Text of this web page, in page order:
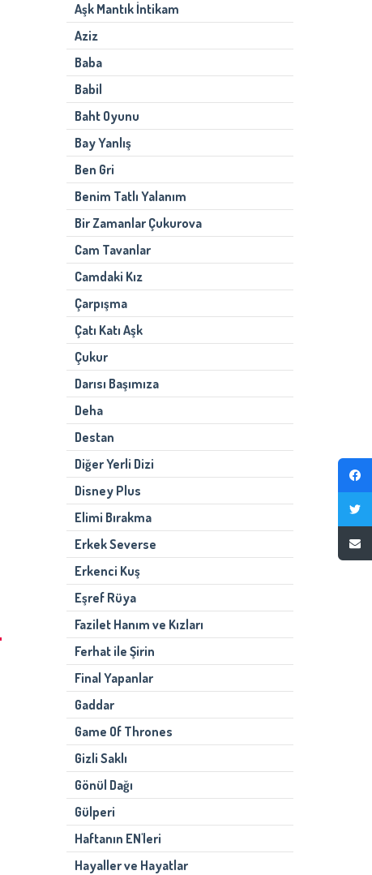
Aşk Mantık İntikam
Aziz
Baba
Babil
Baht Oyunu
Bay Yanlış
Ben Gri
Benim Tatlı Yalanım
Bir Zamanlar Çukurova
Cam Tavanlar
Camdaki Kız
Çarpışma
Çatı Katı Aşk
Çukur
Darısı Başımıza
Deha
Destan
Diğer Yerli Dizi
Disney Plus
Elimi Bırakma
Erkek Severse
Erkenci Kuş
Eşref Rüya
Fazilet Hanım ve Kızları
Ferhat ile Şirin
Final Yapanlar
Gaddar
Game Of Thrones
Gizli Saklı
Gönül Dağı
Gülperi
Haftanın EN'leri
Hayaller ve Hayatlar